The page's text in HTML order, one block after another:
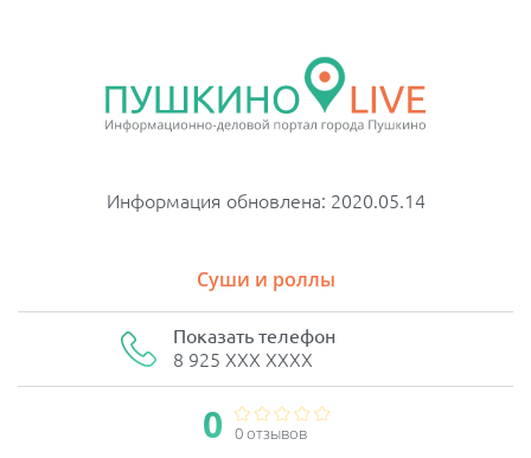
Информация обновлена: 2020.05.14
Суши и роллы
Показать телефон
8 925 XXX XXXX
0 0 отзывов